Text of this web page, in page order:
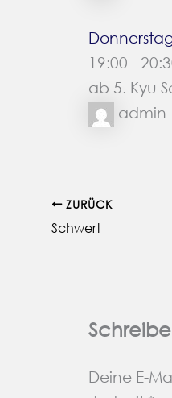
19:00 -
ab 5. Kyu
admin
ZURÜCK
Schwert
Deine E-